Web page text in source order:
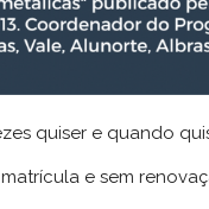
quiser e quando
e sem